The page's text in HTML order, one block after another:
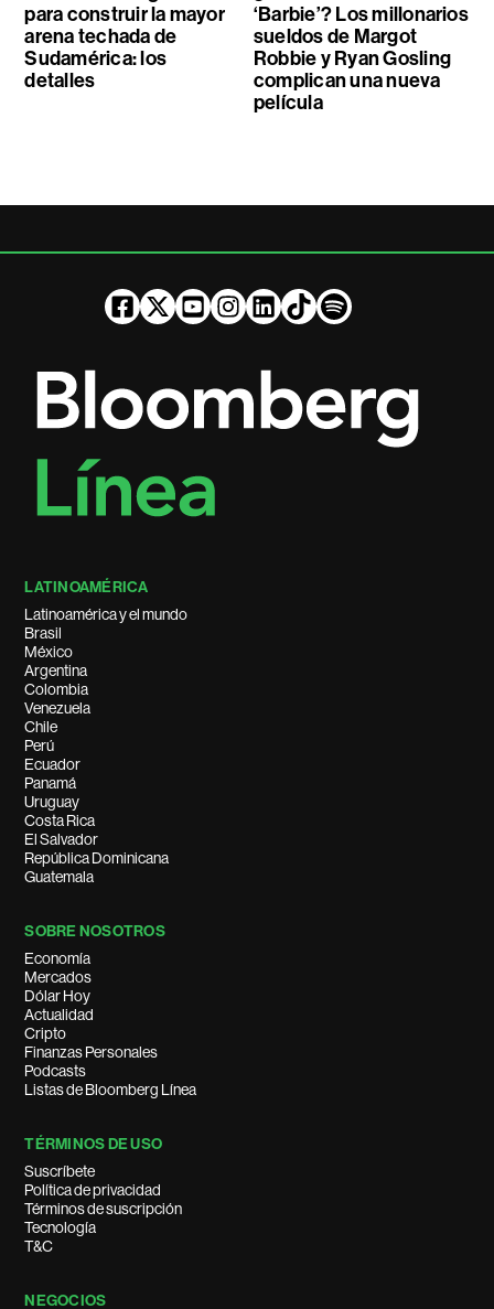
para construir la mayor
arena techada de
Sudamérica: los
detalles
‘Barbie’? Los millonarios
sueldos de Margot
Robbie y Ryan Gosling
complican una nueva
película
LATINOAMÉRICA
Latinoamérica y el mundo
Brasil
México
Argentina
Colombia
Venezuela
Chile
Perú
Ecuador
Panamá
Uruguay
Costa Rica
El Salvador
República Dominicana
Guatemala
SOBRE NOSOTROS
Economía
Mercados
Dólar Hoy
Actualidad
Cripto
Finanzas Personales
Podcasts
Listas de Bloomberg Línea
TÉRMINOS DE USO
Suscríbete
Política de privacidad
Términos de suscripción
Tecnología
T&C
NEGOCIOS